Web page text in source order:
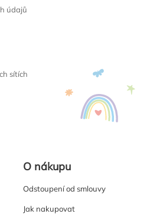
údajů
sítích
O nákupu
Odstoupení od smlouvy
Jak nakupovat